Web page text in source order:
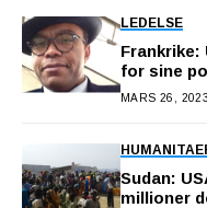
LEDELSE
for sine
MARS 26, 2023
Sudan:
millioner